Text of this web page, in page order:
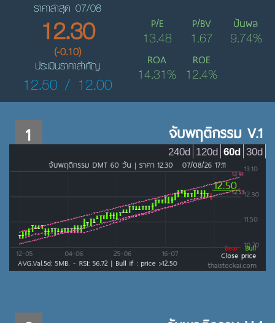
ราคาล่าสุด 07/08
12.30
(-0.10)
ประเมินราคาสำคัญ
12.50 / 12.00
P/E
13.48
P/BV
1.67
ปันผล
9.74%
ROA
14.31%
ROE
12.4%
1 จับพฤติกรรม V.1
30d
60d
120d
240d